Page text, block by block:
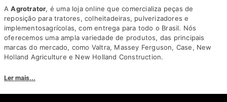
AAgrotrator, é uma loja online que comercializa peças de
reposição para tratores, colheitadeiras, pulverizadores e
implementosagrícolas, com entrega para todo o Brasil. Nós
oferecemos uma ampla variedade de produtos, das principais
marcas do mercado, como Valtra, Massey Ferguson, Case, New
Holland Agriculture e New Holland Construction.
competitivos. Nós também oferecemos um atendimento
personalizado, com equipe de profissionais altamente capacitados
Ler mais...